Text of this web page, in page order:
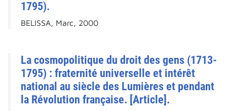
1795).
BELISSA, Marc, 2000
La cosmopolitique du droit des gens (1713-
1795) : fraternité universelle et intérêt
national au siècle des Lumières et pendant
la Révolution française. [Article].